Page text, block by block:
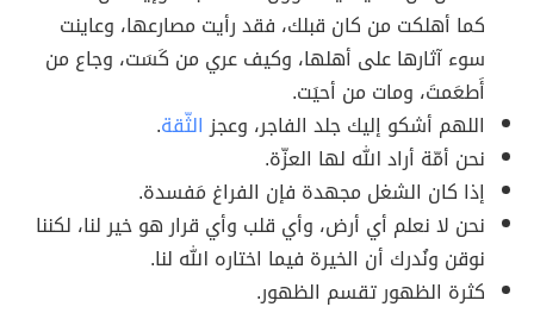
كما أهلكت من كان قبلك، فقد رأيت مصارعها، وعاينت
سوء آثارها على أهلها، وكيف عري من كَسَت، وجاع من
أَطعَمتَ، ومات من أحيَت.
اللهم أشكو إليك جلد الفاجر، وعجزالثّقة.
نحن أمّة أراد الله لها العزّة.
إذا كان الشغل مجهدة فإن الفراغ مَفسدة.
نحن لا نعلم أي أرض، وأي قلب وأي قرار هو خير لنا، لكننا
نوقن ونُدرك أن الخيرة فيما اختاره الله لنا.
كثرة الظهور تقسم الظهور.